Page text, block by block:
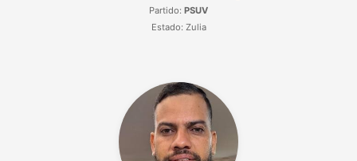
Partido: PSUV
Estado: Zulia